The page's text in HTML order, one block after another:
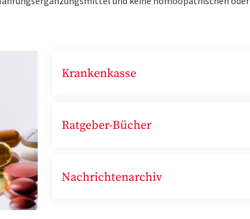
Krankenkasse
Ratgeber-Bücher
Nachrichtenarchiv